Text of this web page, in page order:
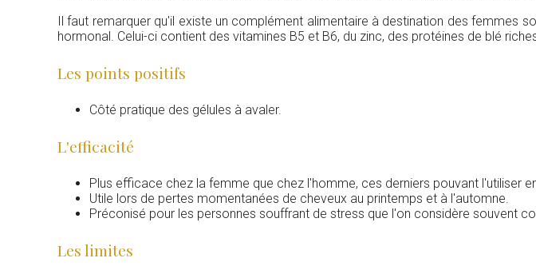
Il faut remarquer qu'il existe un complément alimentaire à destination des femmes
hormonal. Celui-ci contient des vitamines B5 et B6, du zinc, des protéines de blé
Les points positifs
Côté pratique des gélules à avaler.
L'efficacité
Plus efficace chez la femme que chez l'homme, ces derniers pouvant l'utiliser
Utile lors de pertes momentanées de cheveux au printemps et à l'automne.
Préconisé pour les personnes souffrant de stress que l'on considère souvent
Les limites